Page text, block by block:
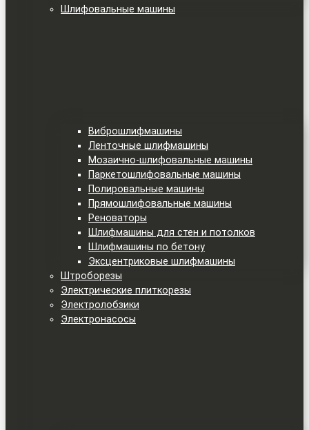
Шлифовальные машины
Виброшлифмашины
Ленточные шлифмашины
Мозаично-шлифовальные машины
Паркетошлифовальные машины
Полировальные машины
Прямошлифовальные машины
Реноваторы
Шлифмашины для стен и потолков
Шлифмашины по бетону
Эксцентриковые шлифмашины
Штроборезы
Электрические плиткорезы
Электролобзики
Электронасосы